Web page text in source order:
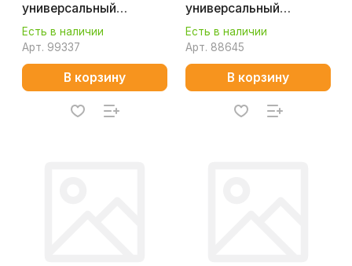
универсальный
(алюминий, дерево,
пластик) MAKITA D-
81751
Есть в наличии
Арт. 99337
В корзину
универсальный
(алюминий, дерево,
пластик) MAKITA D-
65676
Есть в наличии
Арт. 88645
В корзину